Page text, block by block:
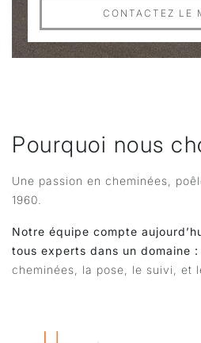
CONTACTEZ LE
Pourquoi nous
Une passion en cheminées,
1960.
Notre équipe compte
tous experts dans un domaine :
cheminées, la pose, le suivi, et